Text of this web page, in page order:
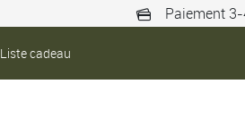
Paiement
Liste cadeau